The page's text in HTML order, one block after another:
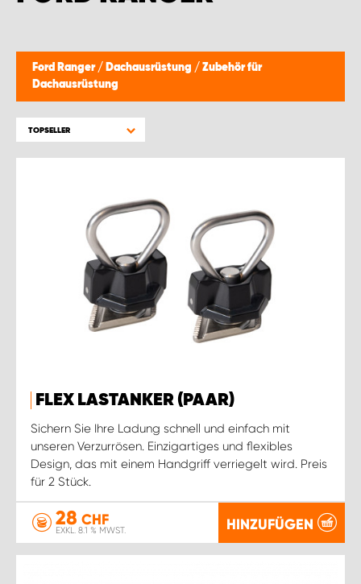
Ford Ranger / Dachausrüstung / Zubehör für
Dachausrüstung
TOPSELLER
FLEX LASTANKER (PAAR)
Sichern Sie Ihre Ladung schnell und einfach mit
unseren Verzurrösen. Einzigartiges und flexibles
Design, das mit einem Handgriff verriegelt wird. Preis
für 2 Stück.
28 CHF
EXKL. 8.1 % MWST. HINZUFÜGEN